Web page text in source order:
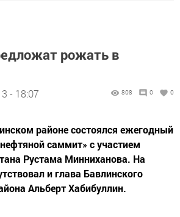
рожать в
- 18:07 808 0 0
районе состоялся ежегодный
саммит» с участием
Рустама Минниханова. На
и глава Бавлинского
Альберт Хабибуллин.